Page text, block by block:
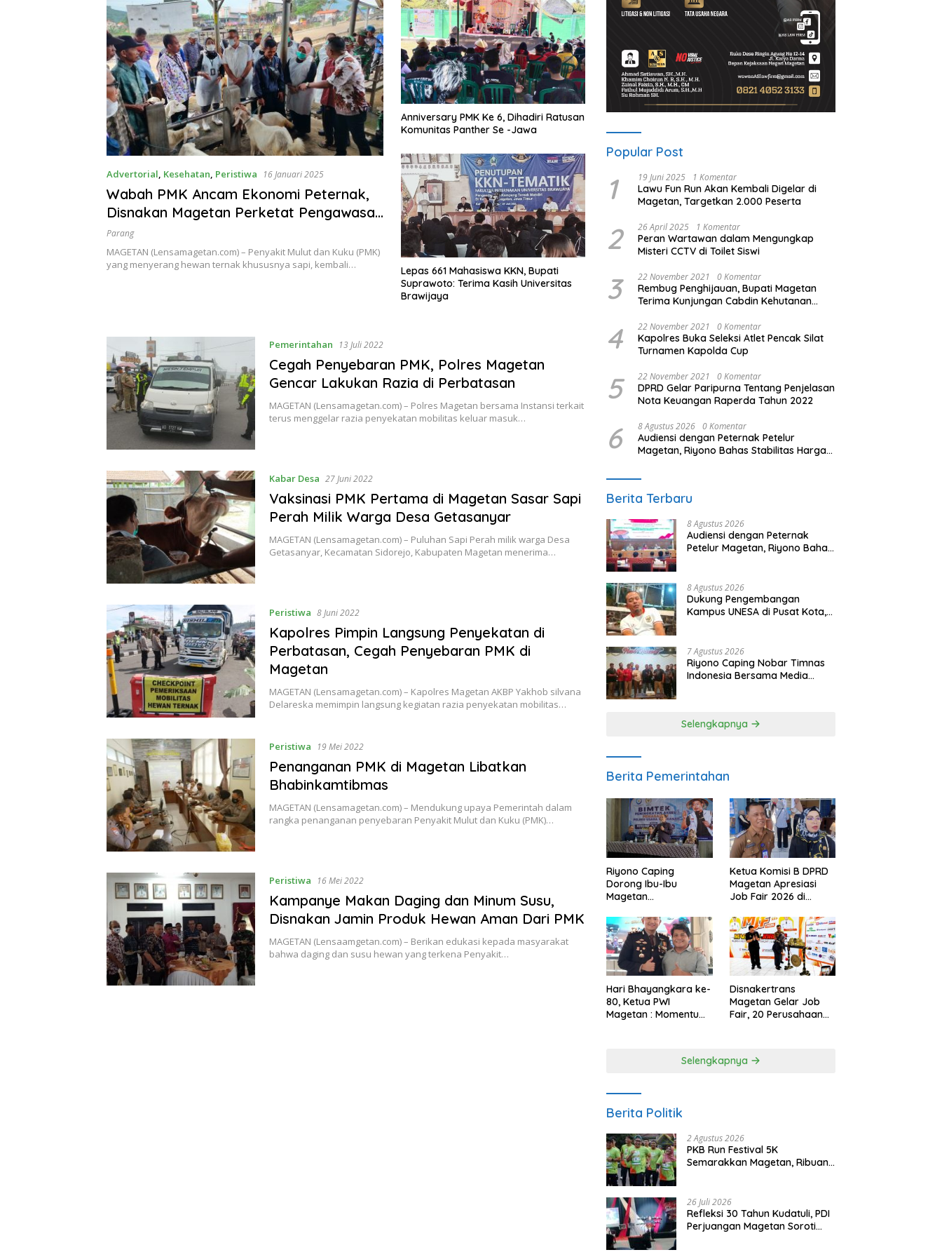
Advertorial, Kesehatan, Peristiwa 16 Januari 2025
Wabah PMK Ancam Ekonomi Peternak,
Disnakan Magetan Perketat Pengawasan
dan Vaksinasi
Parang
MAGETAN (Lensamagetan.com) – Penyakit Mulut dan Kuku (PMK)
yang menyerang hewan ternak khususnya sapi, kembali…
Anniversary PMK Ke 6, Dihadiri Ratusan
Komunitas Panther Se -Jawa
Lepas 661 Mahasiswa KKN, Bupati
Suprawoto: Terima Kasih Universitas
Brawijaya
Pemerintahan 13 Juli 2022
Cegah Penyebaran PMK, Polres Magetan
Gencar Lakukan Razia di Perbatasan
MAGETAN (Lensamagetan.com) – Polres Magetan bersama Instansi terkait
terus menggelar razia penyekatan mobilitas keluar masuk…
Kabar Desa 27 Juni 2022
Vaksinasi PMK Pertama di Magetan Sasar Sapi
Perah Milik Warga Desa Getasanyar
MAGETAN (Lensamagetan.com) – Puluhan Sapi Perah milik warga Desa
Getasanyar, Kecamatan Sidorejo, Kabupaten Magetan menerima…
Peristiwa 8 Juni 2022
Kapolres Pimpin Langsung Penyekatan di
Perbatasan, Cegah Penyebaran PMK di
Magetan
MAGETAN (Lensamagetan.com) – Kapolres Magetan AKBP Yakhob silvana
Delareska memimpin langsung kegiatan razia penyekatan mobilitas…
Peristiwa 19 Mei 2022
Penanganan PMK di Magetan Libatkan
Bhabinkamtibmas
MAGETAN (Lensamagetan.com) – Mendukung upaya Pemerintah dalam
rangka penanganan penyebaran Penyakit Mulut dan Kuku (PMK)…
Peristiwa 16 Mei 2022
Kampanye Makan Daging dan Minum Susu,
Disnakan Jamin Produk Hewan Aman Dari PMK
MAGETAN (Lensaamgetan.com) – Berikan edukasi kepada masyarakat
bahwa daging dan susu hewan yang terkena Penyakit…
Popular Post
1 19 Juni 2025 1 Komentar
Lawu Fun Run Akan Kembali Digelar di
Magetan, Targetkan 2.000 Peserta
2 26 April 2025 1 Komentar
Peran Wartawan dalam Mengungkap
Misteri CCTV di Toilet Siswi
3 22 November 2021 0 Komentar
Rembug Penghijauan, Bupati Magetan
Terima Kunjungan Cabdin Kehutanan
4 22 November 2021 0 Komentar
Kapolres Buka Seleksi Atlet Pencak Silat
Turnamen Kapolda Cup
5 22 November 2021 0 Komentar
DPRD Gelar Paripurna Tentang Penjelasan
Nota Keuangan Raperda Tahun 2022
6 8 Agustus 2026 0 Komentar
Audiensi dengan Peternak Petelur
Magetan, Riyono Bahas Stabilitas Harga
Berita Terbaru
8 Agustus 2026
Audiensi dengan Peternak
Petelur Magetan, Riyono Bahas
8 Agustus 2026
Dukung Pengembangan
Kampus UNESA di Pusat Kota,
Magetan
7 Agustus 2026
Riyono Caping Nobar Timnas
Indonesia Bersama Media
Selengkapnya
Berita Pemerintahan
Riyono Caping
Dorong Ibu-Ibu
Magetan
Ikan, Perkuat Budaya
Gemar Makan Ikan
Ketua Komisi B DPRD
Magetan Apresiasi
Job Fair 2026 di
Anggaran
Hari Bhayangkara ke-
80, Ketua PWI
Magetan : Momentum
Disnakertrans
Magetan Gelar Job
Fair, 20 Perusahaan
Selengkapnya
Berita Politik
2 Agustus 2026
PKB Run Festival 5K
Semarakkan Magetan, Ribuan
26 Juli 2026
Refleksi 30 Tahun Kudatuli, PDI
Perjuangan Magetan Soroti